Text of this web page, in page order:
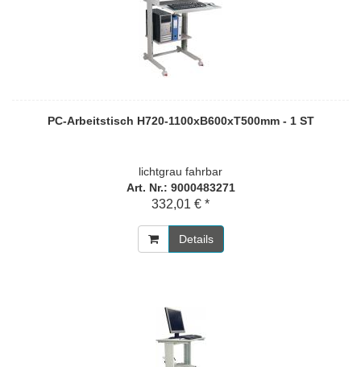
PC-Arbeitstisch H720-1100xB600xT500mm - 1 ST
lichtgrau fahrbar
Art. Nr.: 9000483271
332,01 € *
Details